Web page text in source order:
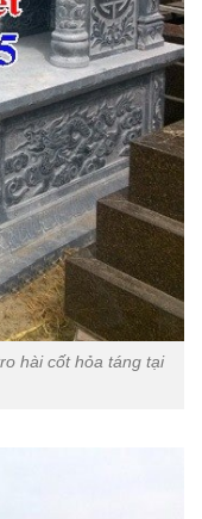
hài cốt hỏa táng tại